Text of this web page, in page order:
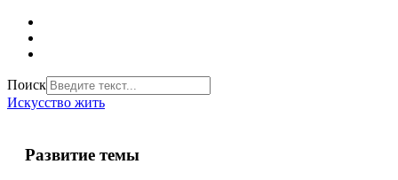
Поиск
Искусство жить
Развитие темы